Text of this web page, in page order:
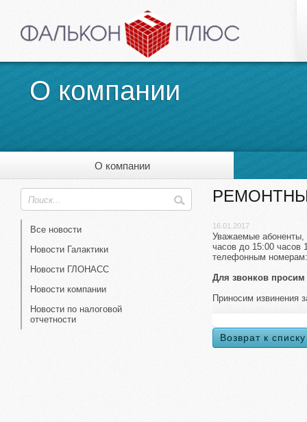
О компании
О компании
16.01.2017
Уважаемые абоненты,
часов до 15:00 часов
телефонным номерам:
Для звонков просим
Приносим извинения
Возврат к списку
Все новости
Новости Галактики
Новости ГЛОНАСС
Новости компании
Новости по налоговой
отчетности